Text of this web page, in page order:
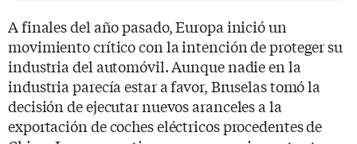
A finales del año pasado, Europa inició un
movimiento crítico con la intención de proteger su
industria del automóvil. Aunque nadie en la
industria parecía estar a favor, Bruselas tomó la
decisión de ejecutar nuevos aranceles a la
exportación de coches eléctricos procedentes de